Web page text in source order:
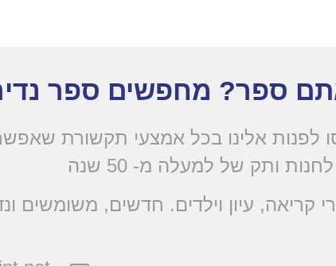
ספר? מחפשים ספר
לפנות אלינו בכל אמצעי תקשורת
לחנות ותק של למעלה מ- 50 שנה
קריאה, עיון וילדים. חדשים, משומשים